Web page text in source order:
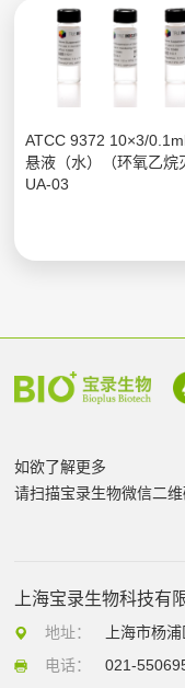
ATCC 9372 10×3/
悬液（水）（环氧乙烷
UA-03
如欲了解更多
请扫描宝录生物微信二维
上海宝录生物科技有
地址：
上海市杨
电话：
021-